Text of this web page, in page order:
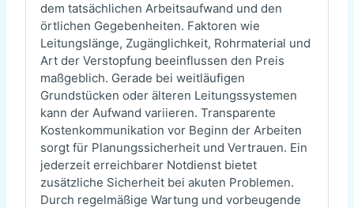
dem tatsächlichen Arbeitsaufwand und den
örtlichen Gegebenheiten. Faktoren wie
Leitungslänge, Zugänglichkeit, Rohrmaterial und
Art der Verstopfung beeinflussen den Preis
maßgeblich. Gerade bei weitläufigen
Grundstücken oder älteren Leitungssystemen
kann der Aufwand variieren. Transparente
Kostenkommunikation vor Beginn der Arbeiten
sorgt für Planungssicherheit und Vertrauen. Ein
jederzeit erreichbarer Notdienst bietet
zusätzliche Sicherheit bei akuten Problemen.
Durch regelmäßige Wartung und vorbeugende